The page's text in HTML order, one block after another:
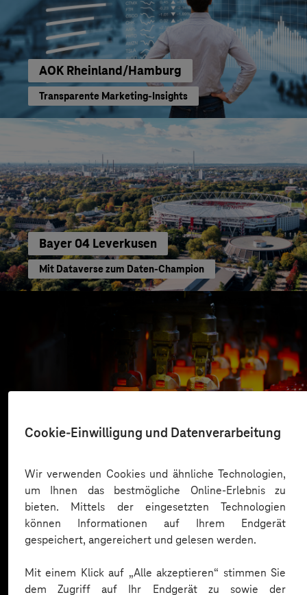
Cookie-Einwilligung und Datenverarbeitung
Wir verwenden Cookies und ähnliche Technologien,
um Ihnen das bestmögliche Online-Erlebnis zu
bieten. Mittels der eingesetzten Technologien
können Informationen auf Ihrem Endgerät
gespeichert, angereichert und gelesen werden.
Mit einem Klick auf „Alle akzeptieren“ stimmen Sie
dem Zugriff auf Ihr Endgerät zu sowie der
AOK Rheinland/Hamburg
Transparente Marketing-Insights
Bayer 04 Leverkusen
Mit Dataverse zum Daten-Champion
Mehr Effizienz durch aktive Datennutzung
Mehr laden